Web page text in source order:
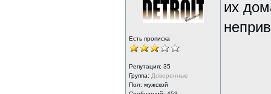
Есть прописка
Репутация: 35
Группа: Доверенные
Пол: мужской
их